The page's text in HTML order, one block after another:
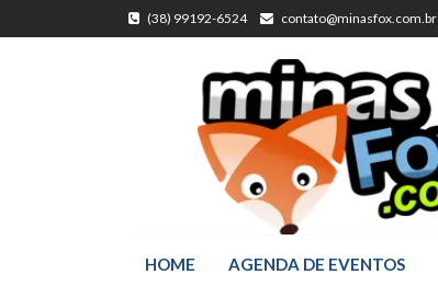
(38) 99192-6524 contato@minasfox.com.br
HOME AGENDA DE EVENTOS